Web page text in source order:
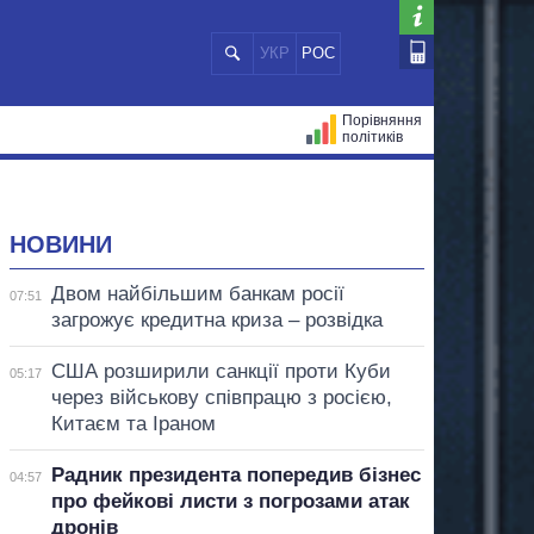
УКР РОС
Порівняння
політиків
НОВИНИ
07:51
Двом найбільшим банкам росії
загрожує кредитна криза – розвідка
05:17
США розширили санкції проти Куби
через військову співпрацю з росією,
Китаєм та Іраном
04:57
Радник президента попередив бізнес
про фейкові листи з погрозами атак
дронів